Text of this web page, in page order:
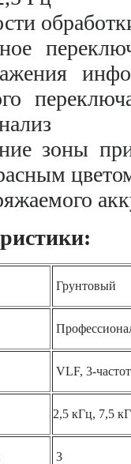
зоны
Грунтовый
VLF, 3-
2,5 кГц, 7,5
3